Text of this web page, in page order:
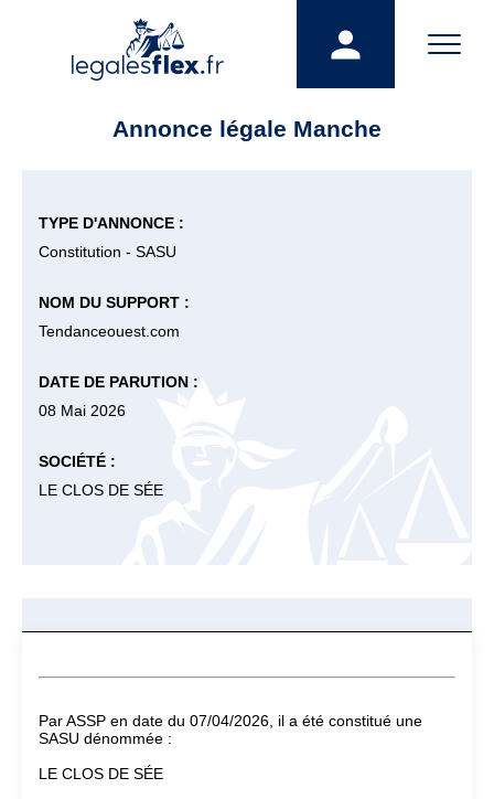
Annonce légale Manche
TYPE D'ANNONCE :
Constitution - SASU
NOM DU SUPPORT :
Tendanceouest.com
DATE DE PARUTION :
08 Mai 2026
SOCIÉTÉ :
LE CLOS DE SÉE
Par ASSP en date du 07/04/2026, il a été constitué une
SASU dénommée :
LE CLOS DE SÉE